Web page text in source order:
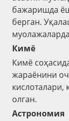
бажаришда
берган.
муолажаларда
Кимё
Кимё
жараёнини
кислоталари,
олган.
Астрономия